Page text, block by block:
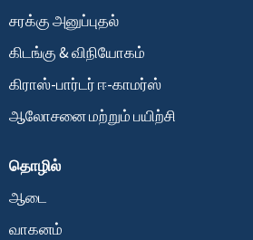
சரக்கு அனுப்புதல்
கிடங்கு & விநியோகம்
கிராஸ்-பார்டர் ஈ-காமர்ஸ்
ஆலோசனை மற்றும் பயிற்சி
தொழில்
ஆடை
வாகனம்